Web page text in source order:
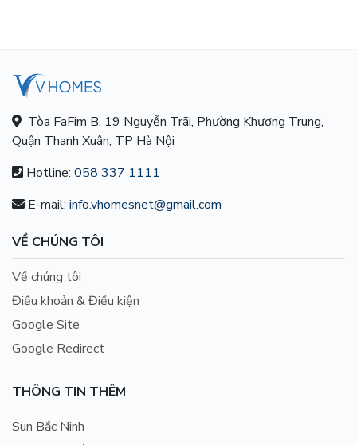
Tòa FaFim B, 19 Nguyễn Trãi, Phường Khương Trung,
Quận Thanh Xuân, TP Hà Nội
Hotline: 058 337 1111
E-mail: info.vhomesnet@gmail.com
VỀ CHÚNG TÔI
Về chúng tôi
Điều khoản & Điều kiện
Google Site
Google Redirect
THÔNG TIN THÊM
Sun Bắc Ninh